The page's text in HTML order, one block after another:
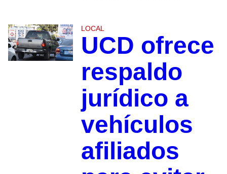
LOCAL
UCD ofrece
respaldo
jurídico a
vehículos
afiliados